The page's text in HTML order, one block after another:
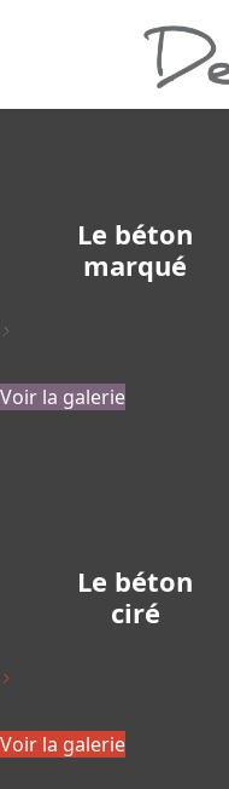
Le béton
marqué
>
Voir la galerie
Le béton
ciré
>
Voir la galerie